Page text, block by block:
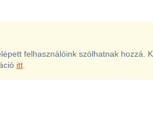
felhasználóink szólhatnak hozzá.
itt